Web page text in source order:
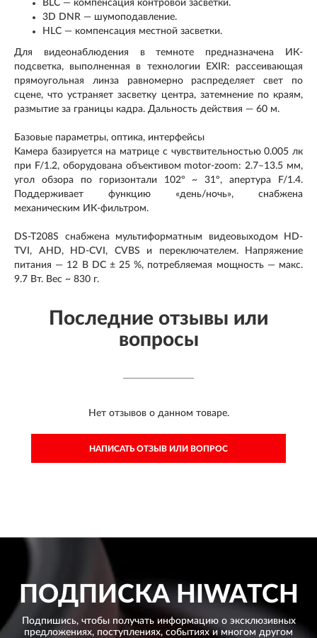
BLC — компенсация контровой засветки.
3D DNR — шумоподавление.
HLC — компенсация местной засветки.
Для видеонаблюдения в темноте предназначена ИК-
подсветка, выполненная в технологии EXIR: рассеивающая
прямоугольная линза равномерно распределяет свет по
сцене, что устраняет засветку центра, затемнение по краям,
размытие за границы кадра. Дальность действия — 60 м.
Базовые параметры, оптика, интерфейсы
Камера базируется на матрице с чувствительностью 0.005 лк
при F/1.2, оборудована объективом motor-zoom: 2.7–13.5 мм,
угол обзора по горизонтали 102º ~ 31º, апертура F/1.4.
Поддерживает функцию «день/ночь», снабжена
механическим ИК-фильтром.
DS-T208S снабжена мультиформатным видеовыходом HD-
TVI, AHD, HD-CVI, CVBS и переключателем. Напряжение
питания — 12 В DC ± 25 %, потребляемая мощность — макс.
9.7 Вт. Вес ~ 830 г.
Последние отзывы или
вопросы
Нет отзывов о данном товаре.
НАПИСАТЬ ОТЗЫВ ИЛИ ВОПРОС
ПОДПИСКАHIWATCH
Подпишись, чтобы получать информацию о эксклюзивных
предложениях, поступлениях, событиях и многом другом